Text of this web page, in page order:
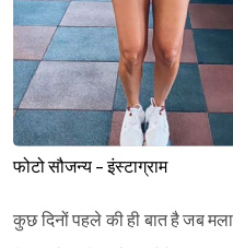
फोटो सौजन्य - इंस्टाग्राम
कुछ दिनों पहले की ही बात है जब